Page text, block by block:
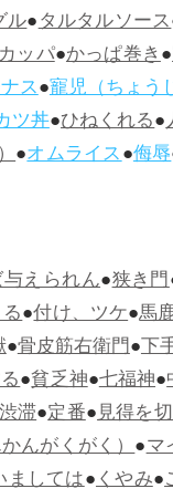
ル●タルタルソース
ッパ●かっぱ巻き●
ス●寵児（ちょう
ツ丼●ひねくれる●
●オムライス●侮辱
えられん●狭き門
●付け、ツケ●馬
●骨皮筋右衛門●下
●貧乏神●七福神●
滞●定番●見得を
んがくがく）●マ
ましては●くやみ●